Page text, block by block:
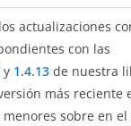
actualizaciones
con las
y 1.4.13de nuestra
más reciente
sobre en